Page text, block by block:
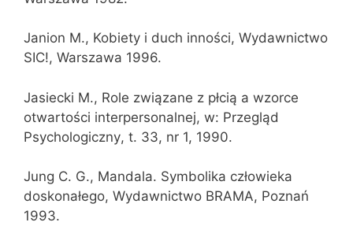
Janion M., Kobiety i duch inności, Wydawnictwo
SIC!, Warszawa 1996.
Jasiecki M., Role związane z płcią a wzorce
otwartości interpersonalnej, w: Przegląd
Psychologiczny, t. 33, nr 1, 1990.
Jung C. G., Mandala. Symbolika człowieka
doskonałego, Wydawnictwo BRAMA, Poznań
1993.